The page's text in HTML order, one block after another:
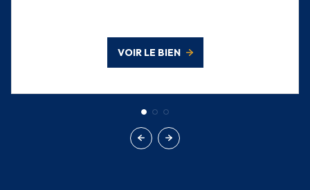
VOIR LE BIEN